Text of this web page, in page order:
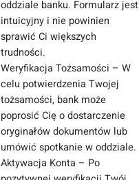
oddziale banku. Formularz jest
intuicyjny i nie powinien
sprawić Ci większych
trudności.
Weryfikacja Tożsamości – W
celu potwierdzenia Twojej
tożsamości, bank może
poprosić Cię o dostarczenie
oryginałów dokumentów lub
umówić spotkanie w oddziale.
Aktywacja Konta – Po